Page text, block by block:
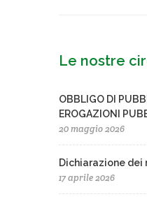
Le nostre
OBBLIGO DI
EROGAZIONI
20 maggio 2026
Dichiarazione dei
17 aprile 2026